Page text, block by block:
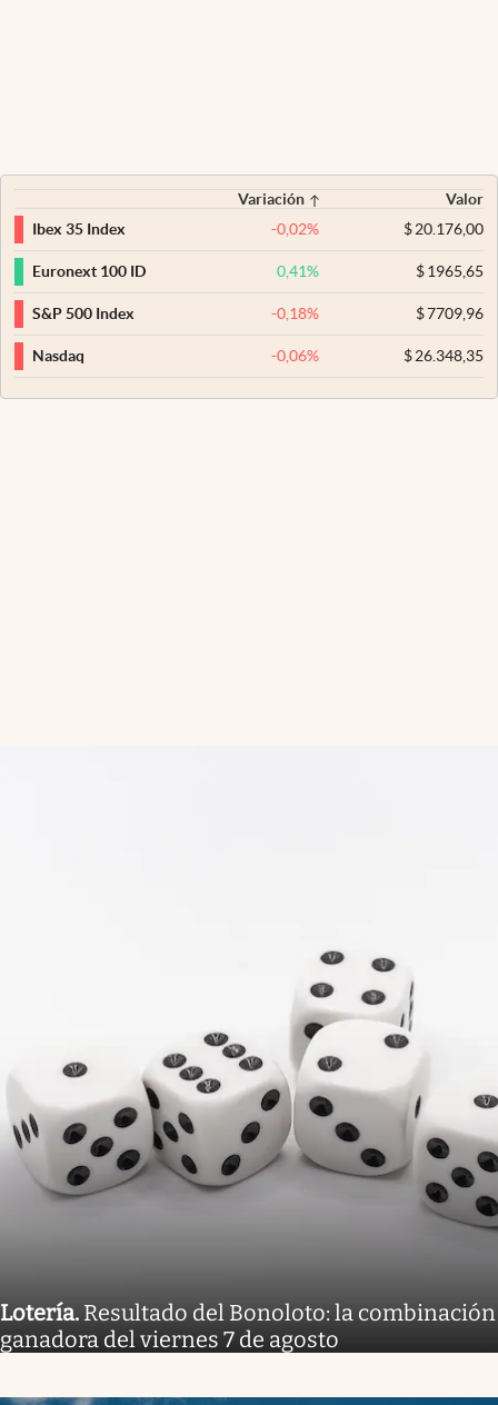
Variación
Valor
Ibex 35 Index
-0,02% $20.176,00
Euronext 100 ID 0,41% $1965,65
S&P 500 Index -0,18% $7709,96
Nasdaq -0,06% $26.348,35
Lotería. Resultado del Bonoloto: la combinación
ganadora del viernes 7 de agosto